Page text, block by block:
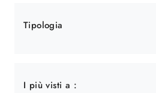
Tipologia
I più visti a :